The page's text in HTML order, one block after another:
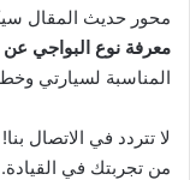
محور حديث المقال
معرفة نوع البواجي
المناسبة لسيارتي
لا تتردد في الاتصال
من تجربتك في القيادة.